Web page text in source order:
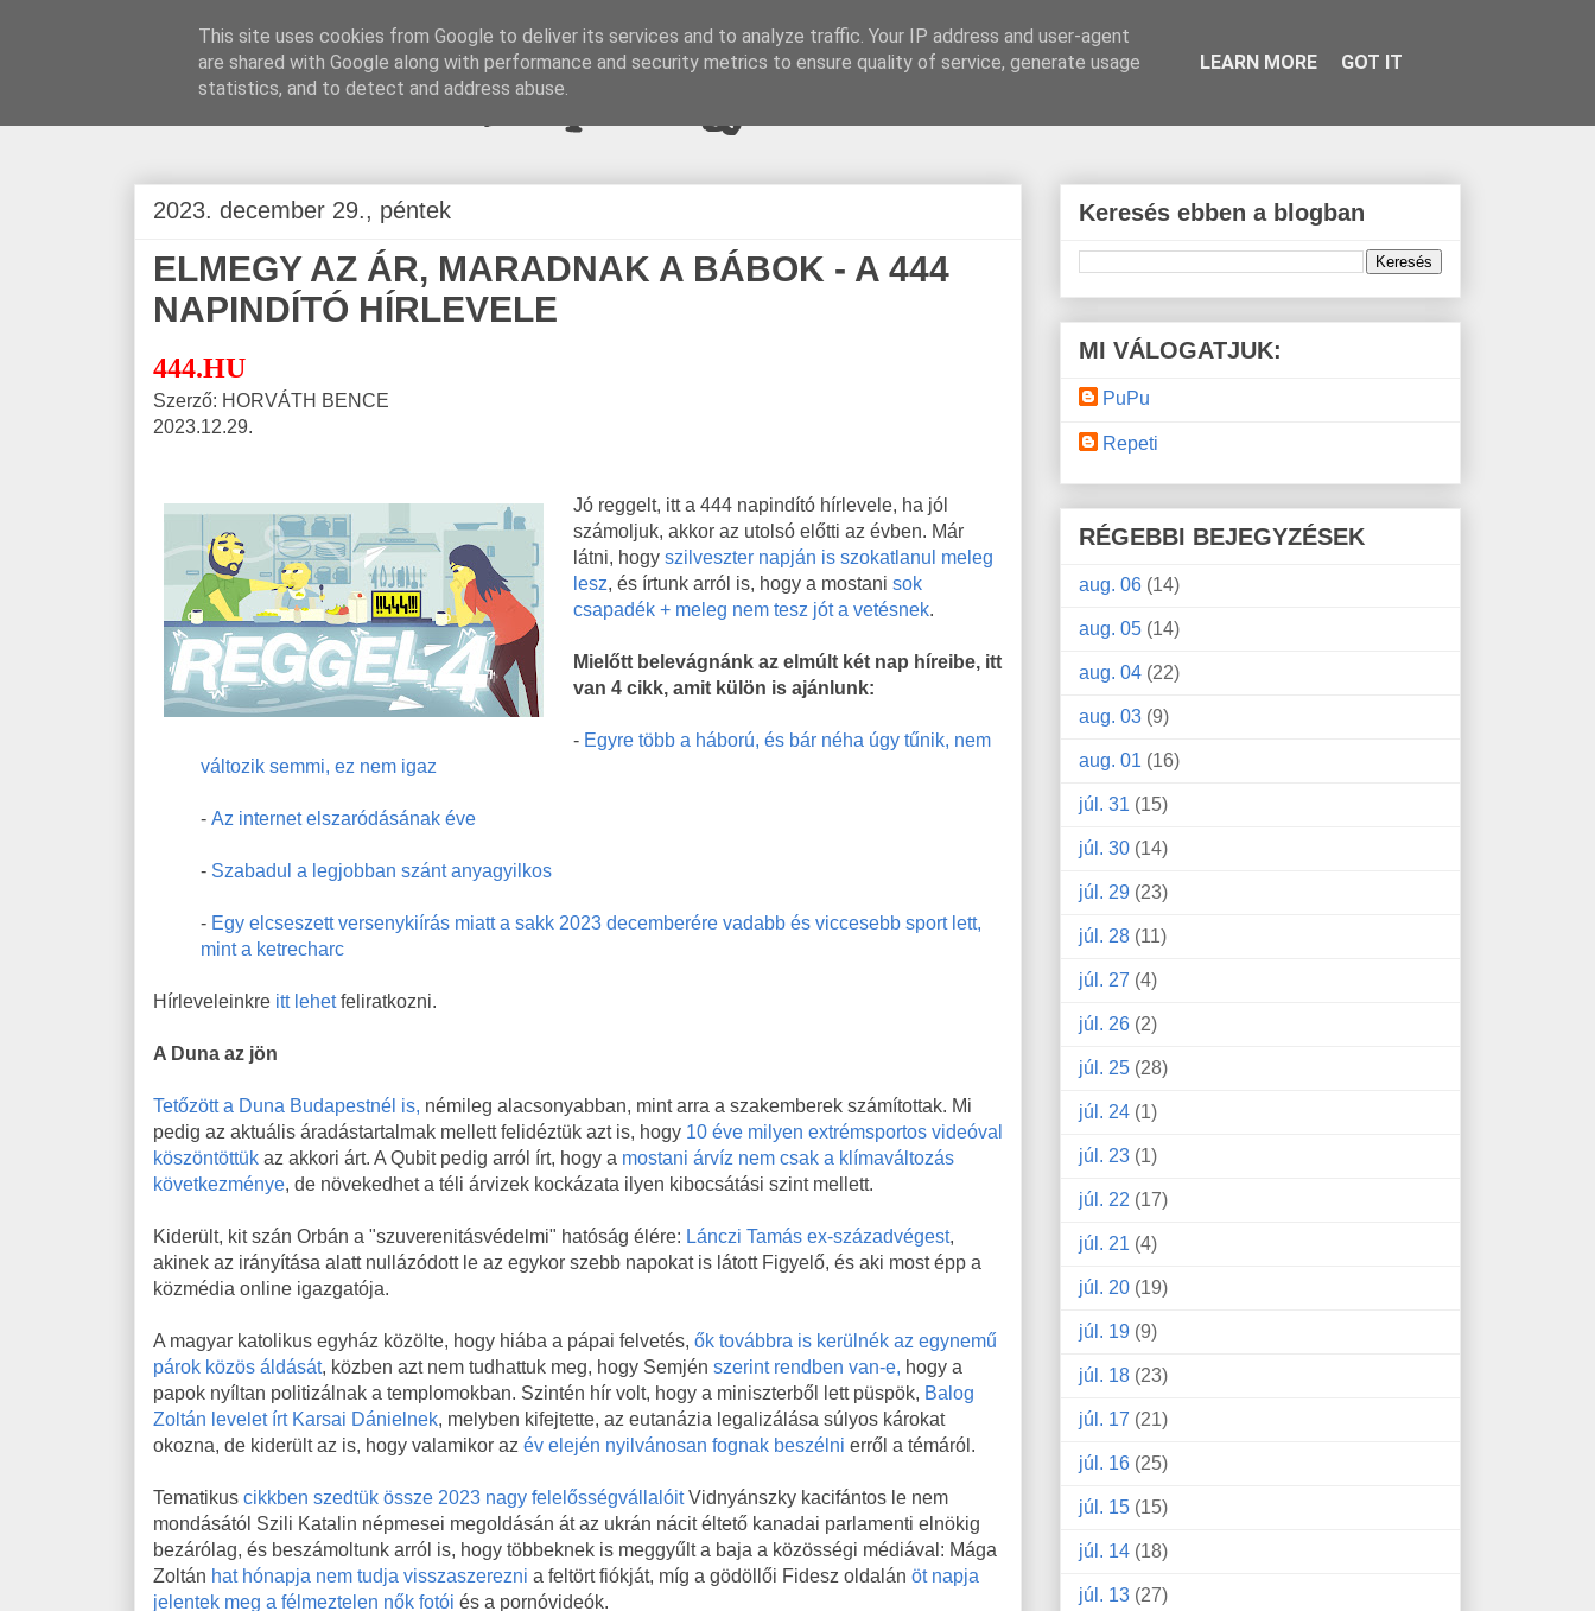
BLOGÁSZAT, napi blogjava
2023. december 29., péntek
ELMEGY AZ ÁR, MARADNAK A BÁBOK - A 444
NAPINDÍTÓ HÍRLEVELE
444.HU
Szerző: HORVÁTH BENCE
2023.12.29.
Jó reggelt, itt a 444 napindító hírlevele, ha jól
számoljuk, akkor az utolsó előtti az évben. Már
látni, hogy szilveszter napján is szokatlanul meleg
lesz, és írtunk arról is, hogy a mostani sok
csapadék + meleg nem tesz jót a vetésnek.
Mielőtt belevágnánk az elmúlt két nap híreibe, itt
van 4 cikk, amit külön is ajánlunk:
- Egyre több a háború, és bár néha úgy tűnik, nem
változik semmi, ez nem igaz
- Az internet elszaródásának éve
- Szabadul a legjobban szánt anyagyilkos
- Egy elcseszett versenykiírás miatt a sakk 2023 decemberére vadabb és viccesebb sport lett,
mint a ketrecharc
Hírleveleinkre itt lehetfeliratkozni.
A Duna az jön
Tetőzött a Duna Budapestnél is, némileg alacsonyabban, mint arra a szakemberek számítottak. Mi
pedig az aktuális áradástartalmak mellett felidéztük azt is, hogy 10 éve milyen extrémsportos videóval
köszöntöttük az akkori árt. A Qubit pedig arról írt, hogy a mostani árvíz nem csak a klímaváltozás
következménye, de növekedhet a téli árvizek kockázata ilyen kibocsátási szint mellett.
Kiderült, kit szán Orbán a "szuverenitásvédelmi" hatóság élére: Lánczi Tamás ex-századvégest,
akinek az irányítása alatt nullázódott le az egykor szebb napokat is látott Figyelő, és aki most épp a
közmédia online igazgatója.
A magyar katolikus egyház közölte, hogy hiába a pápai felvetés, ők továbbra is kerülnék az egynemű
párok közös áldását, közben azt nem tudhattuk meg, hogy Semjén szerint rendben van-e, hogy a
papok nyíltan politizálnak a templomokban. Szintén hír volt, hogy a miniszterből lett püspök, Balog
Zoltán levelet írt Karsai Dánielnek, melyben kifejtette, az eutanázia legalizálása súlyos károkat
okozna, de kiderült az is, hogy valamikor az év elején nyilvánosan fognak beszélni erről a témáról.
Tematikus cikkben szedtük össze 2023 nagy felelősségvállalóitVidnyánszky kacifántos le nem
mondásától Szili Katalin népmesei megoldásán át az ukrán nácit éltető kanadai parlamenti elnökig
bezárólag, és beszámoltunk arról is, hogy többeknek is meggyűlt a baja a közösségi médiával: Mága
Zoltán hat hónapja nem tudja visszaszerezni a feltört fiókját, míg a gödöllői Fidesz oldalán öt napja
jelentek meg a félmeztelen nők fotói és a pornóvideók.
Keresés ebben a blogban
MI VÁLOGATJUK:
PuPu
Repeti
RÉGEBBI BEJEGYZÉSEK
aug. 06 (14)
aug. 05 (14)
aug. 04 (22)
aug. 03 (9)
aug. 01 (16)
júl. 31 (15)
júl. 30 (14)
júl. 29 (23)
júl. 28 (11)
júl. 27 (4)
júl. 26 (2)
júl. 25 (28)
júl. 24 (1)
júl. 23 (1)
júl. 22 (17)
júl. 21 (4)
júl. 20 (19)
júl. 19 (9)
júl. 18 (23)
júl. 17 (21)
júl. 16 (25)
júl. 15 (15)
júl. 14 (18)
júl. 13 (27)
This site uses cookies from Google to deliver its services and to analyze traffic. Your IP address and user-agent
are shared with Google along with performance and security metrics to ensure quality of service, generate usage
statistics, and to detect and address abuse.
LEARN MORE GOT IT